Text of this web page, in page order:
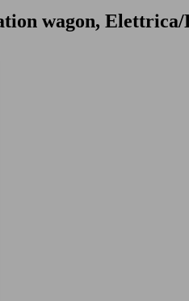
wagon, Elettrica/